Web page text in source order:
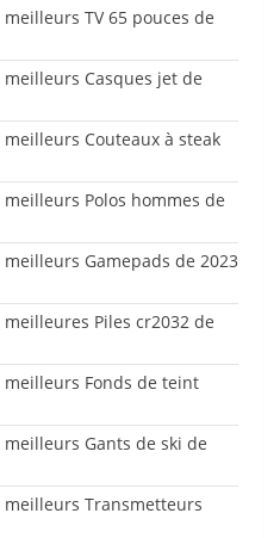
TV 65 pouces de
Casques jet de
Couteaux à steak
Polos hommes de
Gamepads de 2023
Piles cr2032 de
meilleurs Fonds de teint
Gants de ski de
meilleurs Transmetteurs